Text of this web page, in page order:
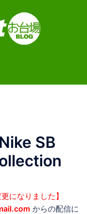
SB
になりました】
からの配信に